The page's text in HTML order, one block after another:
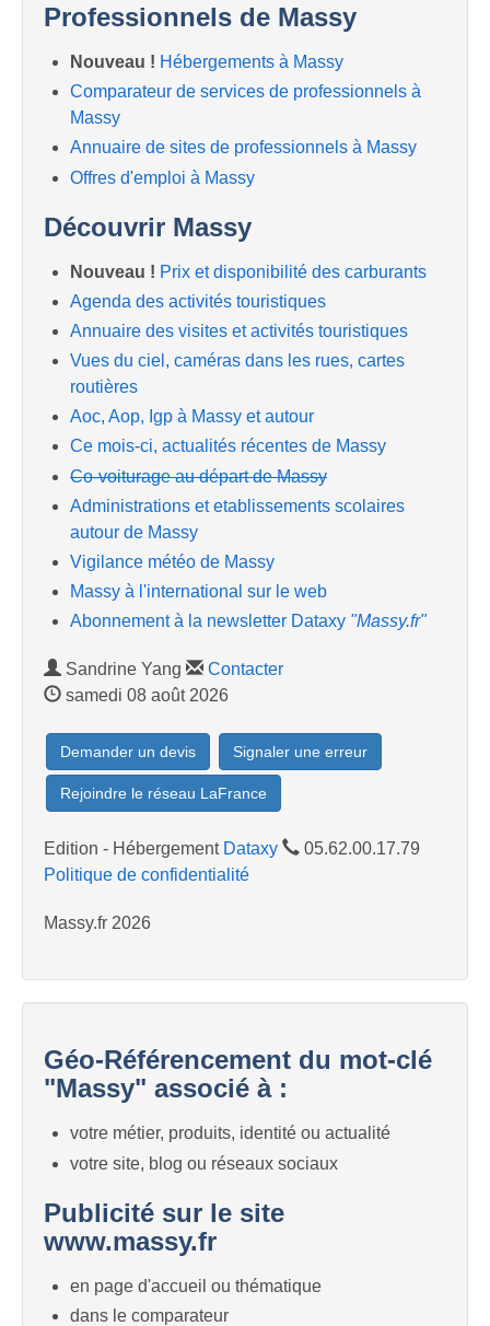
Professionnels de Massy
Nouveau ! Hébergements à Massy
Comparateur de services de professionnels à
Massy
Annuaire de sites de professionnels à Massy
Offres d'emploi à Massy
Découvrir Massy
Nouveau ! Prix et disponibilité des carburants
Agenda des activités touristiques
Annuaire des visites et activités touristiques
Vues du ciel, caméras dans les rues, cartes
routières
Aoc, Aop, Igp à Massy et autour
Ce mois-ci, actualités récentes de Massy
Co-voiturage au départ de Massy
Administrations et etablissements scolaires
autour de Massy
Vigilance météo de Massy
Massy à l'international sur le web
Abonnement à la newsletter Dataxy "Massy.fr"
Sandrine Yang
Contacter
samedi 08 août 2026
Demander un devis Signaler une erreur
Rejoindre le réseau LaFrance
Edition - Hébergement Dataxy
05.62.00.17.79
Politique de confidentialité
Massy.fr 2026
Géo-Référencement du mot-clé
"Massy" associé à :
votre métier, produits, identité ou actualité
votre site, blog ou réseaux sociaux
Publicité sur le site
www.massy.fr
en page d'accueil ou thématique
dans le comparateur